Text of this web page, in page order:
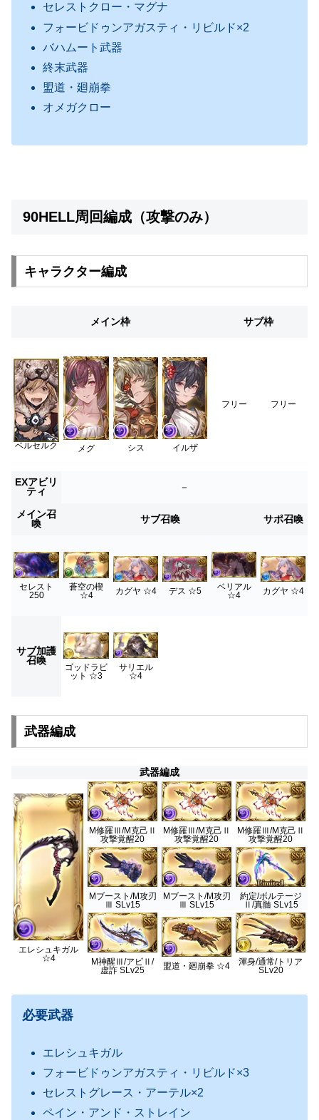
セレストクロー・マグナ
フォービドゥンアガスティ・リビルド×2
バハムート武器
終末武器
盟道・廻崩拳
オメガクロー
90HELL周回編成（攻撃のみ）
キャラクター編成
メイン枠 サブ枠
ベルセルク メグ シス イルザ
フリー フリー
EXアビリ
ティ
－
メイン召
喚
サブ召喚 サポ召喚
セレスト
250
蒼空の楔
☆4
カグヤ ☆4 デス ☆5
ベリアル
☆4
カグヤ ☆4
サブ加護
召喚
ゴッドラビ
ット ☆3
サリエル
☆4
武器編成
武器編成
エレシュキガル
☆4
M修羅Ⅲ/M克己Ⅱ
攻撃覚醒20
M修羅Ⅲ/M克己Ⅱ
攻撃覚醒20
M修羅Ⅲ/M克己Ⅱ
攻撃覚醒20
Mブースト/M攻刃
Ⅲ SLv15
Mブースト/M攻刃
Ⅲ SLv15
約定/ボルテージ
Ⅱ/真髄 SLv15
M神醒Ⅲ/アビⅡ/
虚詐 SLv25
盟道・廻崩拳 ☆4
渾身/通常/トリア
SLv20
必要武器
エレシュキガル
フォービドゥンアガスティ・リビルド×3
セレストグレース・アーテル×2
ペイン・アンド・ストレイン